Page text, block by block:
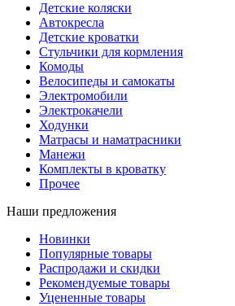
Детские коляски
Автокресла
Детские кроватки
Стульчики для кормления
Комоды
Велосипеды и самокаты
Электромобили
Электрокачели
Ходунки
Матрасы и наматрасники
Манежи
Комплекты в кроватку
Прочее
Наши предложения
Новинки
Популярные товары
Распродажи и скидки
Рекомендуемые товары
Уцененные товары